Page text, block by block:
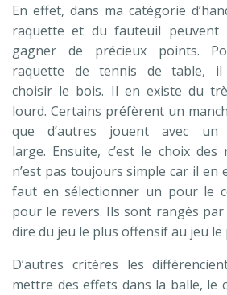
En effet, dans ma catégorie
raquette et du fauteuil peuvent
gagner de précieux points.
raquette de tennis de table, il
choisir le bois. Il en existe du
lourd. Certains préfèrent un
que d’autres jouent avec
large. Ensuite, c’est le choix des
n’est pas toujours simple car il en
faut en sélectionner un pour le
pour le revers. Ils sont rangés par
dire du jeu le plus offensif au jeu le
D’autres critères les
mettre des effets dans la balle, le